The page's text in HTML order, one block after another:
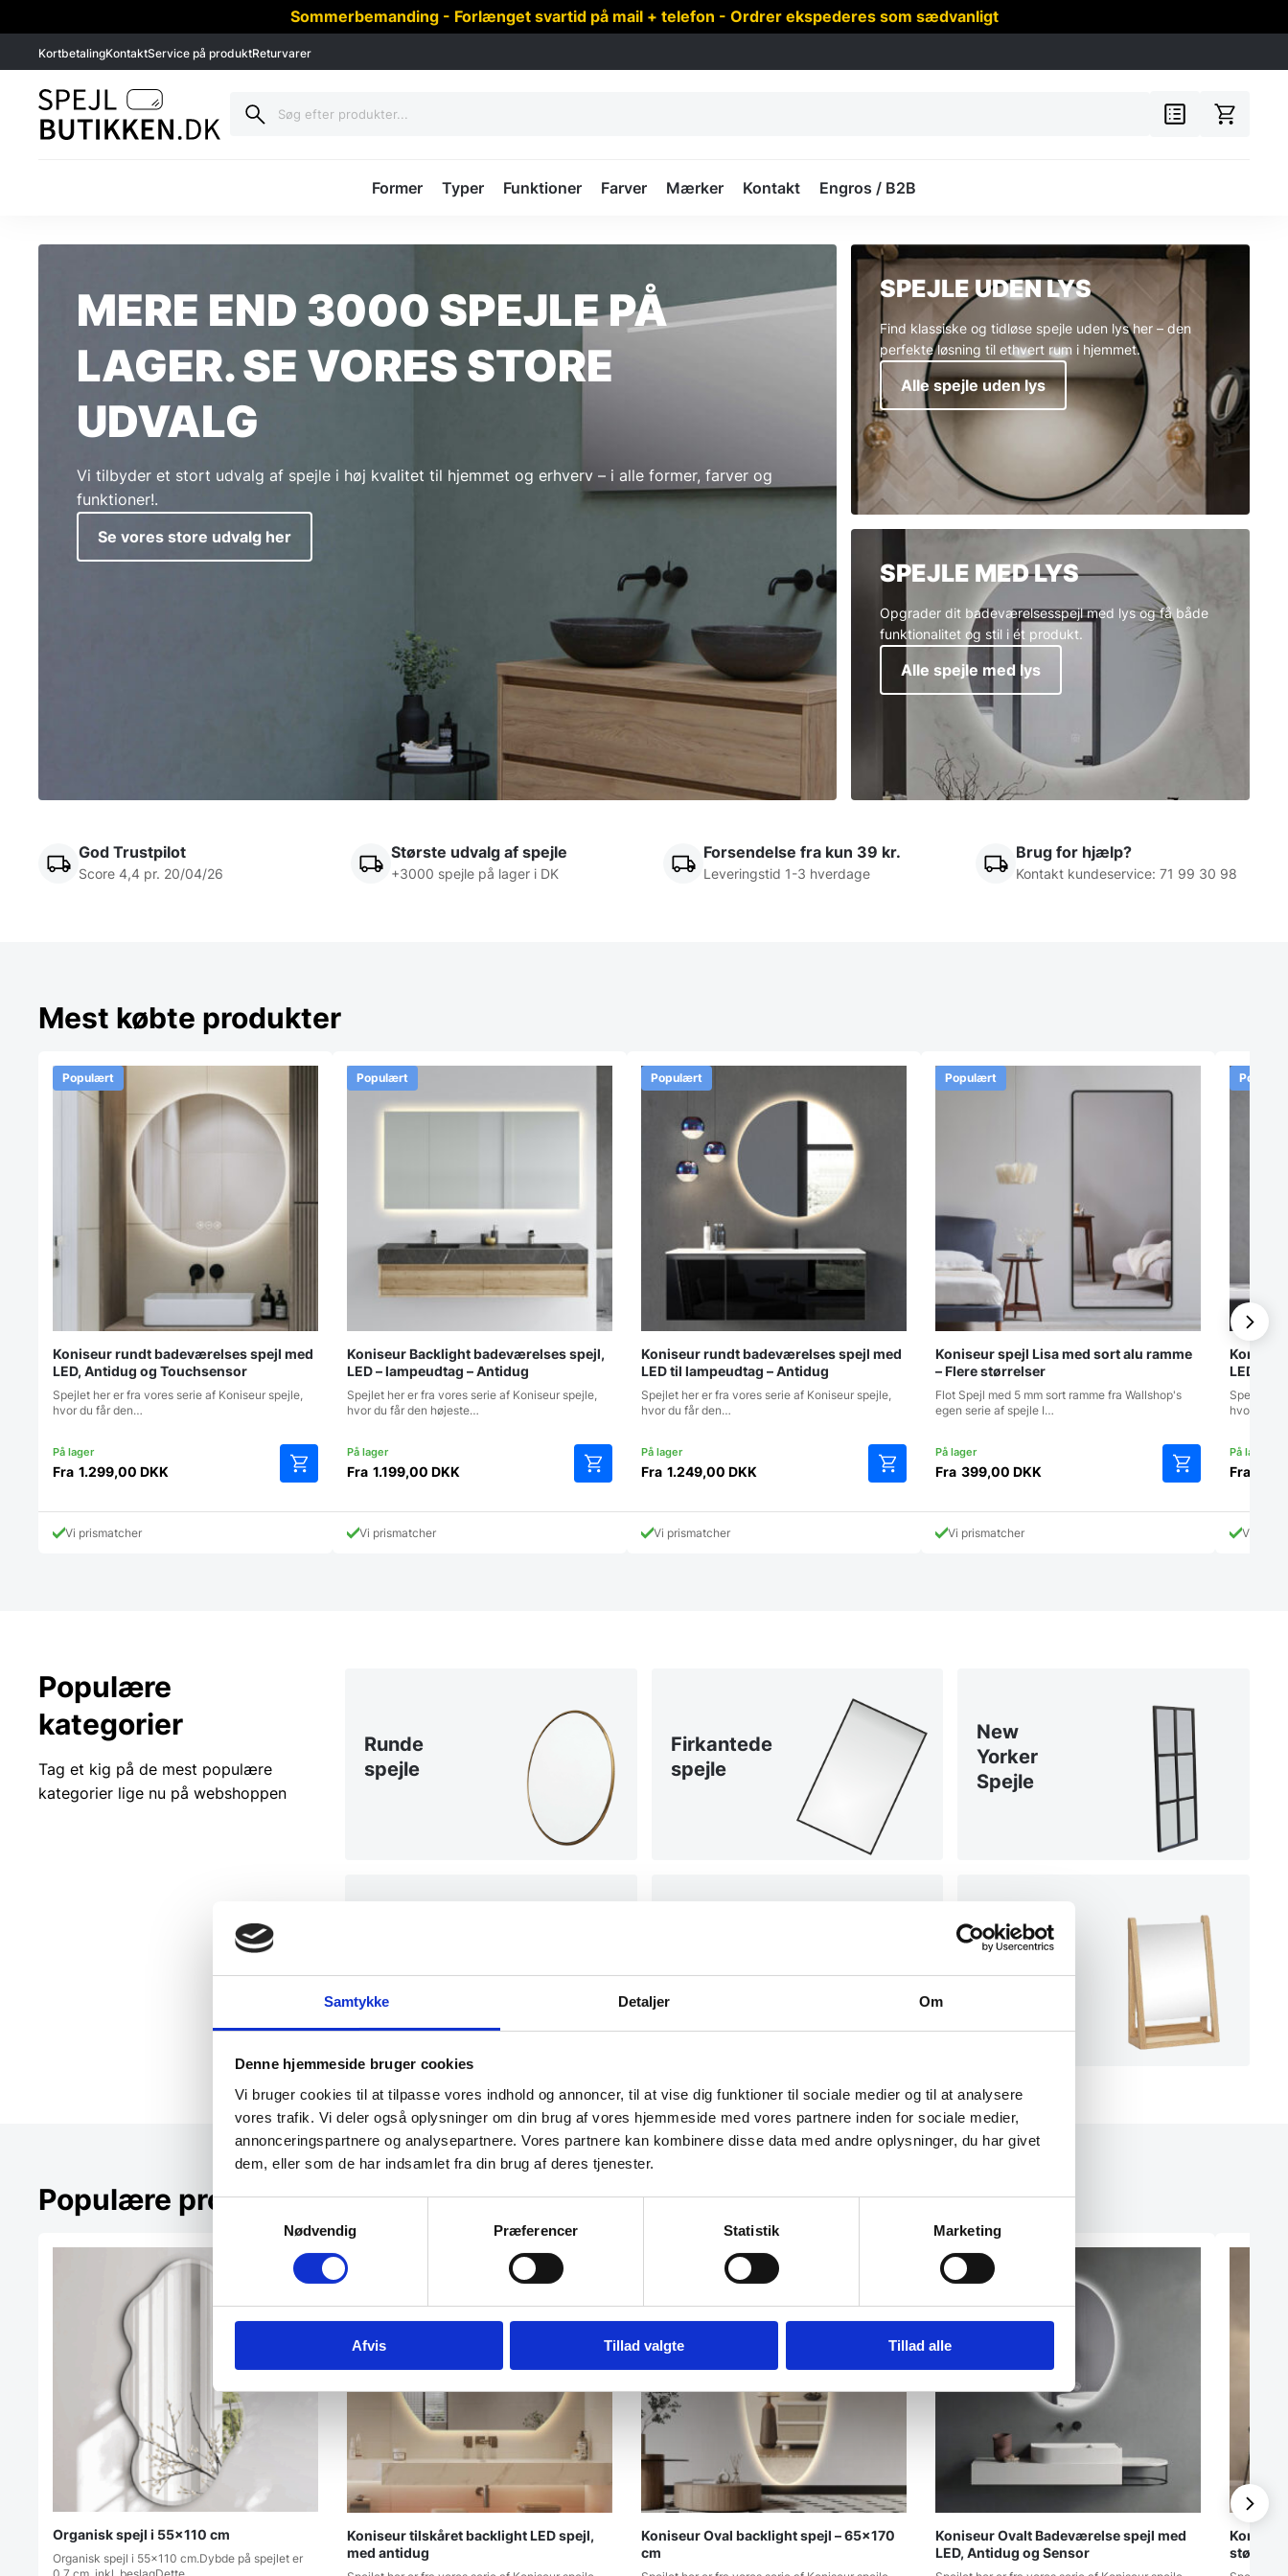
Samtykke Detaljer Om
Denne hjemmeside bruger cookies
Vi bruger cookies til at tilpasse vores indhold og annoncer, til at vise dig funktioner til sociale medier og til at analysere
vores trafik. Vi deler også oplysninger om din brug af vores hjemmeside med vores partnere inden for sociale medier,
annonceringspartnere og analysepartnere. Vores partnere kan kombinere disse data med andre oplysninger, du har givet
dem, eller som de har indsamlet fra din brug af deres tjenester.
Samtykkevalg
Nødvendig
Præferencer Statistik Marketing
Afvis Tillad valgte Tillad alle
Sommerbemanding - Forlænget svartid på mail + telefon - Ordrer ekspederes som sædvanligt
KortbetalingKontaktService på produktReturvarer
Former Typer Funktioner Farver Mærker Kontakt Engros / B2B
MERE END 3000 SPEJLE PÅ
LAGER. SE VORES STORE
UDVALG
Vi tilbyder et stort udvalg af spejle i høj kvalitet til hjemmet og erhverv – i alle former, farver og
funktioner!.
Se vores store udvalg her
SPEJLE UDEN LYS
Find klassiske og tidløse spejle uden lys her – den
perfekte løsning til ethvert rum i hjemmet.
Alle spejle uden lys
SPEJLE MED LYS
Opgrader dit badeværelsesspejl med lys og få både
funktionalitet og stil i ét produkt.
Alle spejle med lys
God Trustpilot
Score 4,4 pr. 20/04/26
Største udvalg af spejle
+3000 spejle på lager i DK
Forsendelse fra kun 39 kr.
Leveringstid 1-3 hverdage
Brug for hjælp?
Kontakt kundeservice: 71 99 30 98
Mest købte produkter
Populært
Koniseur rundt badeværelses spejl med
LED, Antidug og Touchsensor
Spejlet her er fra vores serie af Koniseur spejle,
hvor du får den…
Fra 1.299,00 DKK
vare
Vi prismatcher
Populært
Koniseur Backlight badeværelses spejl,
LED – lampeudtag – Antidug
Spejlet her er fra vores serie af Koniseur spejle,
hvor du får den højeste…
Fra 1.199,00 DKK
vare
Vi prismatcher
Populært
Koniseur rundt badeværelses spejl med
LED til lampeudtag – Antidug
Spejlet her er fra vores serie af Koniseur spejle,
hvor du får den…
Fra 1.249,00 DKK
vare
Vi prismatcher
Populært
Koniseur spejl Lisa med sort alu ramme
– Flere størrelser
Flot Spejl med 5 mm sort ramme fra Wallshop's
egen serie af spejle I…
Fra 399,00 DKK
vare
Vi prismatcher
LED,
Spejlet
hvor du
Fra
Vi
Populære
kategorier
Tag et kig på de mest populære
kategorier lige nu på webshoppen
Runde
spejle
Firkantede
spejle
New
Yorker
Spejle
former
Spejle i
træ
Populære produkter lige nu
Organisk spejl i 55×110 cm
Organisk spejl i 55x110 cm.Dybde på spejlet er
Koniseur tilskåret backlight LED spejl,
med antidug
Koniseur Oval backlight spejl – 65×170
cm
Koniseur Ovalt Badeværelse spejl med
LED, Antidug og Sensor